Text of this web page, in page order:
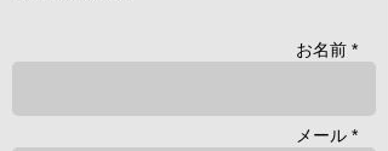
お名前 *
メール *